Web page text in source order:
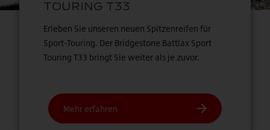
Erleben Sie unseren neuen Spitzenreifen für
Sport-Touring. Der Bridgestone Battlax Sport
Touring T33 bringt Sie weiter als je zuvor.